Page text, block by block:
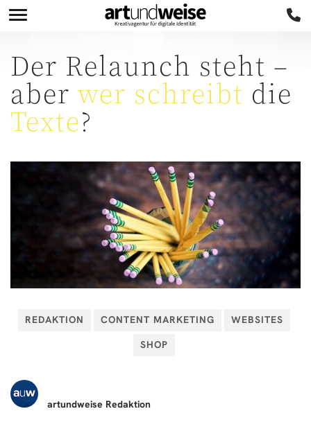
Der Relaunch steht –
aber wer schreibt die
Texte?
REDAKTION CONTENT MARKETING
WEBSITES
SHOP
artundweise Redaktion